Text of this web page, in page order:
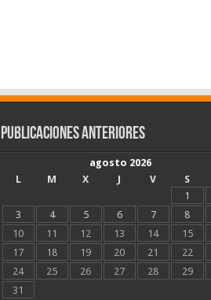
Publicaciones Anteriores
agosto 2026
L
M X J V S
1
3
4 5 6 7 8
10
11 12 13 14 15
17
18 19 20 21 22
24
25 26 27 28 29
31